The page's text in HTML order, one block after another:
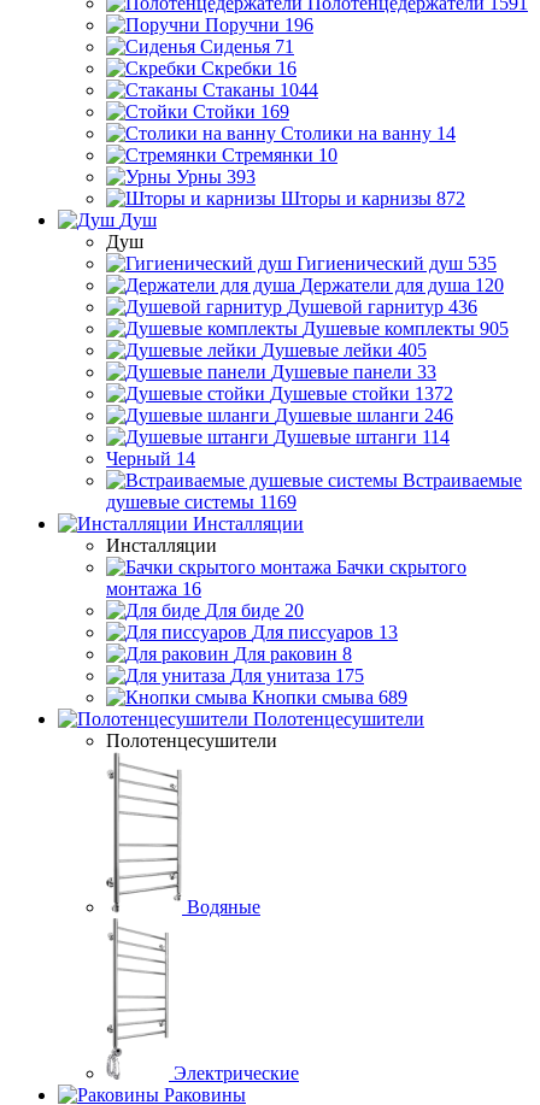
Поручни 196
Сиденья 71
Скребки 16
Стаканы 1044
Стойки 169
Столики на ванну 14
Стремянки 10
Урны 393
Шторы и карнизы 872
Душ
Душ
Гигиенический душ 535
Держатели для душа 120
Душевой гарнитур 436
Душевые комплекты 905
Душевые лейки 405
Душевые панели 33
Душевые стойки 1372
Душевые шланги 246
Душевые штанги 114
Черный 14
Встраиваемые
душевые системы 1169
Инсталляции
Инсталляции
Бачки скрытого
монтажа 16
Для биде 20
Для писсуаров 13
Для раковин 8
Для унитаза 175
Кнопки смыва 689
Полотенцесушители
Полотенцесушители
Водяные
Электрические
Раковины